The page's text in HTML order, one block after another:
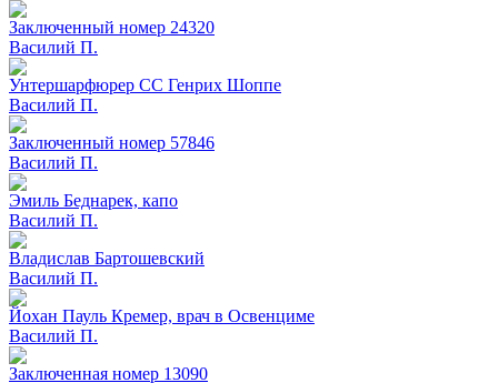
Заключенный номер 24320
Вacилий П.
Унтершарфюрер СС Генрих Шоппе
Вacилий П.
Заключенный номер 57846
Вacилий П.
Эмиль Беднарек, капо
Вacилий П.
Владислав Бартошевский
Вacилий П.
Йохан Пауль Кремер, врач в Освенциме
Вacилий П.
Заключенная номер 13090